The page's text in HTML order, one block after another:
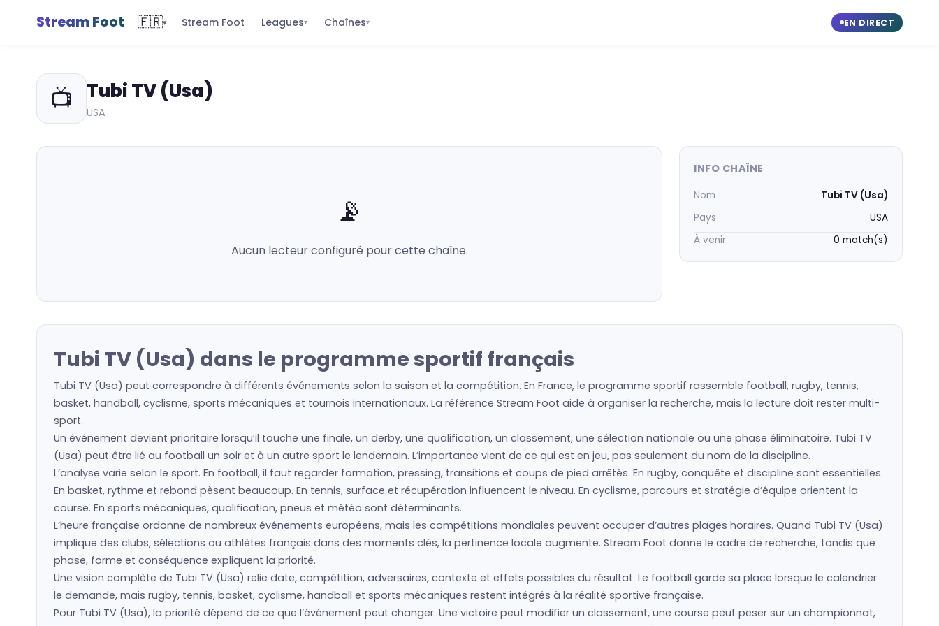
Stream Foot 🇫🇷▾ Stream Foot Leagues▾ Chaînes▾ EN DIRECT
📺 Tubi TV (Usa)
USA
📡
Aucun lecteur configuré pour cette chaîne.
INFO CHAÎNE
Nom
Tubi TV (Usa)
Pays
USA
À venir
0 match(s)
Tubi TV (Usa) dans le programme sportif français
Tubi TV (Usa) peut correspondre à différents événements selon la saison et la compétition. En France, le programme sportif rassemble football, rugby, tennis,
basket, handball, cyclisme, sports mécaniques et tournois internationaux. La référence Stream Foot aide à organiser la recherche, mais la lecture doit rester multi-
sport.
Un événement devient prioritaire lorsqu’il touche une finale, un derby, une qualification, un classement, une sélection nationale ou une phase éliminatoire. Tubi TV
(Usa) peut être lié au football un soir et à un autre sport le lendemain. L’importance vient de ce qui est en jeu, pas seulement du nom de la discipline.
L’analyse varie selon le sport. En football, il faut regarder formation, pressing, transitions et coups de pied arrêtés. En rugby, conquête et discipline sont essentielles.
En basket, rythme et rebond pèsent beaucoup. En tennis, surface et récupération influencent le niveau. En cyclisme, parcours et stratégie d’équipe orientent la
course. En sports mécaniques, qualification, pneus et météo sont déterminants.
L’heure française ordonne de nombreux événements européens, mais les compétitions mondiales peuvent occuper d’autres plages horaires. Quand Tubi TV (Usa)
implique des clubs, sélections ou athlètes français dans des moments clés, la pertinence locale augmente. Stream Foot donne le cadre de recherche, tandis que
phase, forme et conséquence expliquent la priorité.
Une vision complète de Tubi TV (Usa) relie date, compétition, adversaires, contexte et effets possibles du résultat. Le football garde sa place lorsque le calendrier
le demande, mais rugby, tennis, basket, cyclisme, handball et sports mécaniques restent intégrés à la réalité sportive française.
Pour Tubi TV (Usa), la priorité dépend de ce que l’événement peut changer. Une victoire peut modifier un classement, une course peut peser sur un championnat,